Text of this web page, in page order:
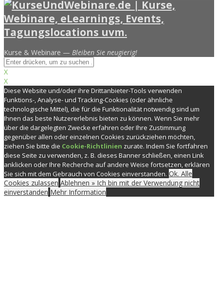
Kurse & Webinare — Bleiben Sie neugierig!
X
X
Diese Website und/oder ihre Drittanbieter-Tools verwenden
Funktions-, Analyse- und Tracking-Cookies (oder ähnliche
technologische Mittel), die für die Funktionalität notwendig sind um
Ihnen das beste Nutzererlebnis bieten zu können. Wenn Sie mehr
über die dargelegten Zwecke erfahren oder Ihre Zustimmung
gegenüber allen oder einzelnen Cookies zurückziehen möchten,
ziehen Sie bitte die Cookie-Richtlinien zurate. Indem Sie fortfahren
diese Seite zu verwenden, z. B. dieses Banner schließen, einen Link
anklicken oder Ihre Recherche auf andere Weise fortsetzen, erklären
Sie sich mit dem Gebrauch von Cookies einverstanden. Ok. Alle
Cookies zulassen Ablehnen » Ich bin mit der Verwendung nicht
einverstanden Mehr Information